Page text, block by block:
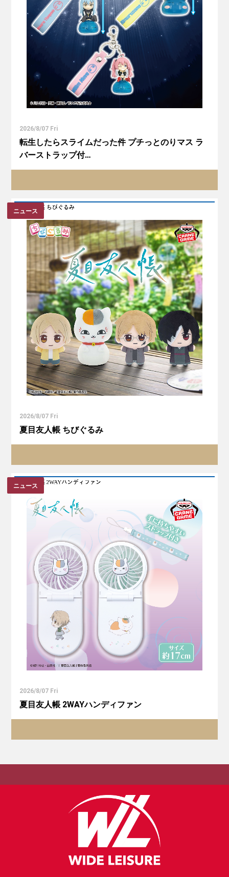
2026/8/07 Fri
転生したらスライムだった件 プチっとのりマス ラ
バーストラップ付…
ニュース
2026/8/07 Fri
夏目友人帳 ちびぐるみ
ニュース
2026/8/07 Fri
夏目友人帳 2WAYハンディファン